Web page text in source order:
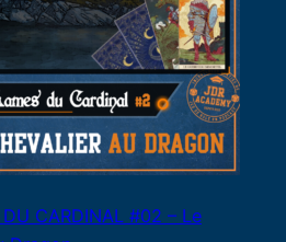
CARDINAL #02 – Le